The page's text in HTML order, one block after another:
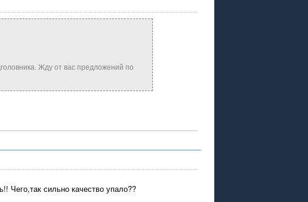
Жду от вас предложений по
Чего,так сильно качество упало??